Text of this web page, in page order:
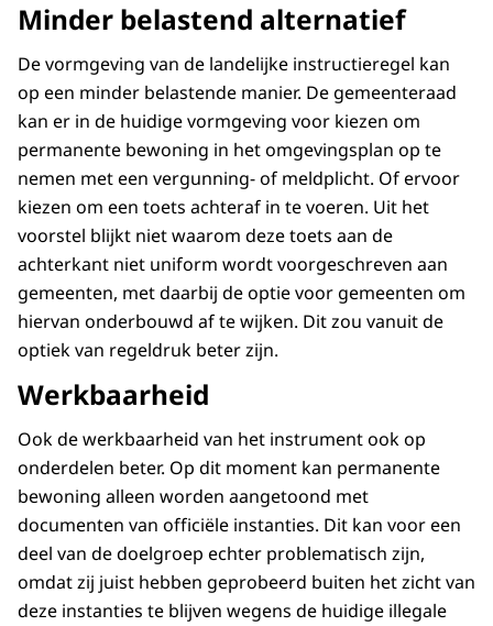
Minder belastend alternatief
De vormgeving van de landelijke instructieregel kan
op een minder belastende manier. De gemeenteraad
kan er in de huidige vormgeving voor kiezen om
permanente bewoning in het omgevingsplan op te
nemen met een vergunning- of meldplicht. Of ervoor
kiezen om een toets achteraf in te voeren. Uit het
voorstel blijkt niet waarom deze toets aan de
achterkant niet uniform wordt voorgeschreven aan
gemeenten, met daarbij de optie voor gemeenten om
hiervan onderbouwd af te wijken. Dit zou vanuit de
optiek van regeldruk beter zijn.
Werkbaarheid
Ook de werkbaarheid van het instrument ook op
onderdelen beter. Op dit moment kan permanente
bewoning alleen worden aangetoond met
documenten van officiële instanties. Dit kan voor een
deel van de doelgroep echter problematisch zijn,
omdat zij juist hebben geprobeerd buiten het zicht van
deze instanties te blijven wegens de huidige illegale